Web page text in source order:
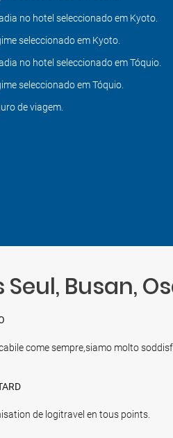
no hotel seleccionado em Kyoto.
seleccionado em Kyoto.
no hotel seleccionado em Tóquio.
seleccionado em Tóquio.
de viagem.
Busan,
come sempre,siamo molto
de logitravel en tous points.